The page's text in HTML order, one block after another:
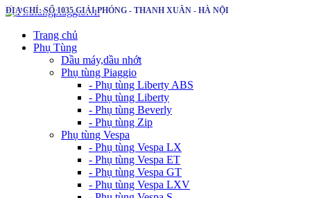
ĐỊA CHỈ: SỐ 1035 GIẢI PHÓNG - THANH XUÂN - HÀ NỘI
Trang chủ
Phụ Tùng
Dầu máy,dầu nhớt
Phụ tùng Piaggio
- Phụ tùng Liberty ABS
- Phụ tùng Liberty
- Phụ tùng Beverly
- Phụ tùng Zip
Phụ tùng Vespa
- Phụ tùng Vespa LX
- Phụ tùng Vespa ET
- Phụ tùng Vespa GT
- Phụ tùng Vespa LXV